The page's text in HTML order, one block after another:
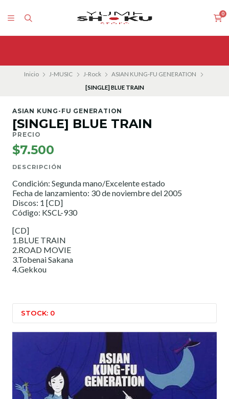
0
Inicio J-MUSIC J-Rock
ASIAN KUNG-FU GENERATION
[SINGLE] BLUE TRAIN
ASIAN KUNG-FU GENERATION
[SINGLE] BLUE TRAIN
PRECIO
$7.500
DESCRIPCIÓN
Condición: Segunda mano/Excelente estado
Fecha de lanzamiento: 30 de noviembre del 2005
Discos: 1 [CD]
Código: KSCL-930
[CD]
1.BLUE TRAIN
2.ROAD MOVIE
3.Tobenai Sakana
4.Gekkou
STOCK: 0